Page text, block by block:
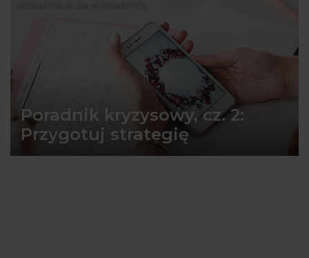
KOSMETOLOGIA W PRAKTYCE
Poradnik kryzysowy, cz. 2:
Przygotuj strategię